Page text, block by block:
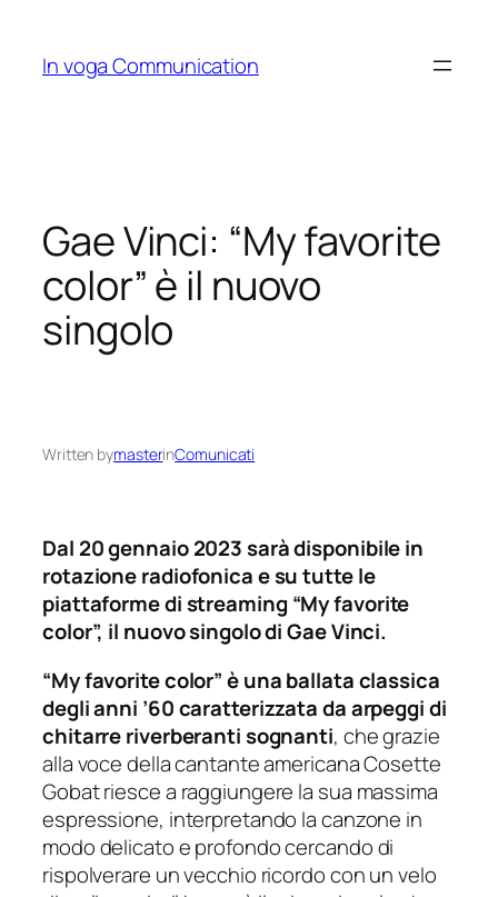
content
In voga Communication
Gae Vinci: “My favorite
color” è il nuovo
singolo
Written bymasterinComunicati
Dal 20 gennaio 2023 sarà disponibile in
rotazione radiofonica e su tutte le
piattaforme di streaming “My favorite
color”, il nuovo singolo di Gae Vinci.
“My favorite color” è una ballata classica
degli anni ’60 caratterizzata da arpeggi di
chitarre riverberanti sognanti, che grazie
alla voce della cantante americana Cosette
Gobat riesce a raggiungere la sua massima
espressione, interpretando la canzone in
modo delicato e profondo cercando di
rispolverare un vecchio ricordo con un velo